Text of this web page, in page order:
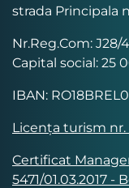
strada Principala
Nr.Reg.Com: J28/
Capital social: 25
IBAN:
Licența turism nr.
Certificat
5471/01.03.2017 -